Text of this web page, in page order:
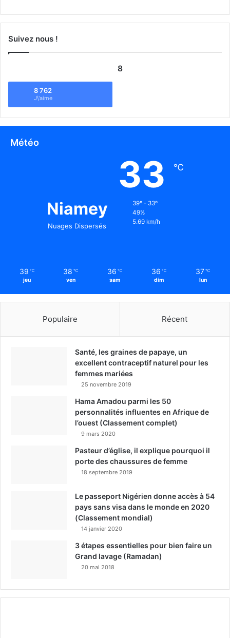
Suivez nous !
8
8 762
J\'aime
Météo
Niamey
Nuages Dispersés
33 ℃
39º - 33º
49%
5.69 km/h
39 ℃
jeu
38 ℃
ven
36 ℃
sam
36 ℃
dim
37 ℃
lun
Populaire Récent
Santé, les graines de papaye, un
excellent contraceptif naturel pour les
femmes mariées
25 novembre 2019
Hama Amadou parmi les 50
personnalités influentes en Afrique de
l’ouest (Classement complet)
9 mars 2020
Pasteur d’église, il explique pourquoi il
porte des chaussures de femme
18 septembre 2019
Le passeport Nigérien donne accès à 54
pays sans visa dans le monde en 2020
(Classement mondial)
14 janvier 2020
3 étapes essentielles pour bien faire un
Grand lavage (Ramadan)
20 mai 2018